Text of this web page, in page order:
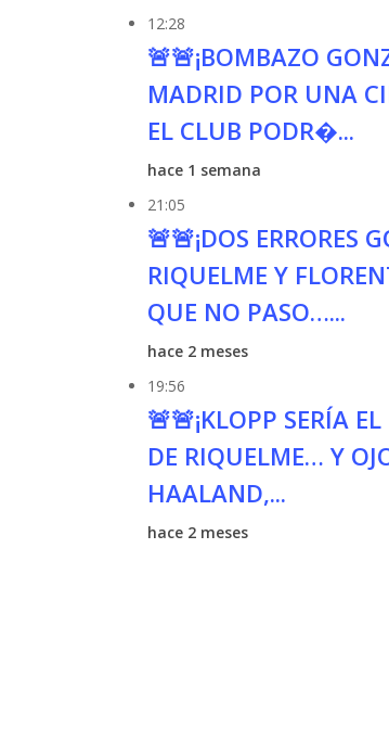
12:28
🚨🚨¡BOMBAZO
MADRID POR UNA
EL CLUB PODR�...
hace 1 semana
21:05
🚨🚨¡DOS ERRORES
RIQUELME Y
QUE NO PASO…...
hace 2 meses
19:56
🚨🚨¡KLOPP SERÍA
DE RIQUELME… Y
HAALAND,...
hace 2 meses